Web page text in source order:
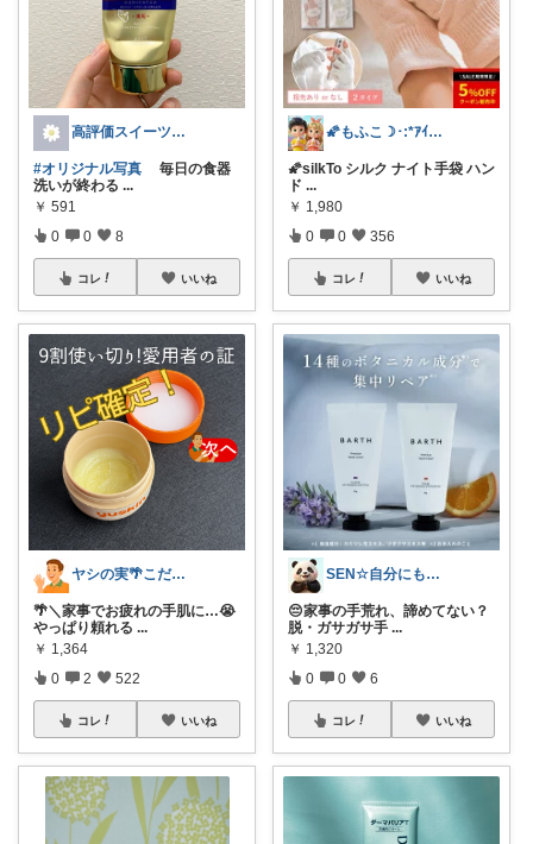
高評価スイーツ&グルメまとめ｜むうみゆ
#オリジナル写真 毎日の食器
洗いが終わる ...
￥ 591
0 0 8
コレ いいね
ヤシの実🌴こだわりアイテム
🌴＼家事でお疲れの手肌に…😭
やっぱり頼れる ...
￥ 1,364
0 2 522
コレ いいね
🌠もふこ☽･:*ｱｲｺﾝ変更しました♪
🌠silkTo シルク ナイト手袋 ハン
ド ...
￥ 1,980
0 0 356
コレ いいね
SEN☆自分にもやさしい暮らし✨
😔家事の手荒れ、諦めてない？
脱・ガサガサ手 ...
￥ 1,320
0 0 6
コレ いいね